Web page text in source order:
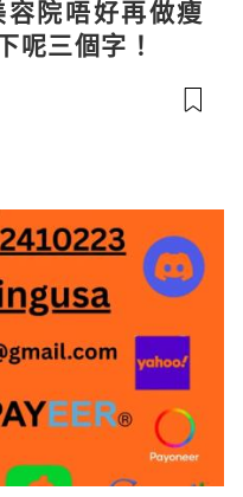
院唔好再做瘦
呢三個字！